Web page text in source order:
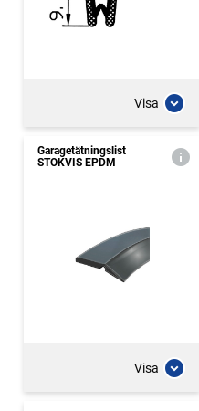
Visa
Garagetätningslist
STOKVIS EPDM
Visa